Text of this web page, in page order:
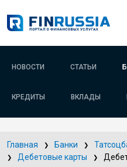
НОВОСТИ СТАТЬИ
КРЕДИТЫ ВКЛАДЫ
Главная Банки
Дебетовые карты